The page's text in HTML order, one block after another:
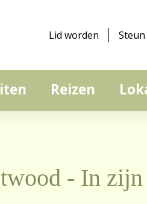
Lid worden
Reizen
- In